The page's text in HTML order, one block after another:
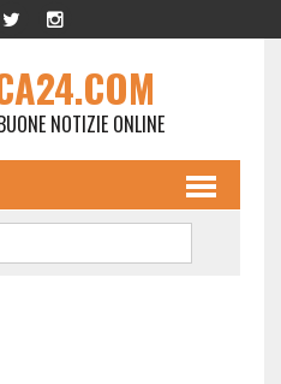
NOTIZIE ONLINE